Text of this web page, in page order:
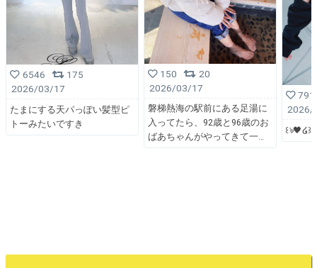
6546
175
2026/03/17
たまにする天パっぽい髪型ピ
トーみたいですき
150
20
2026/03/17
磐梯熱海の駅前にある足湯に
入ってたら、92歳と96歳のお
ばあちゃんがやってきて一
791
2026/
꒰ঌ🖤໒꒱